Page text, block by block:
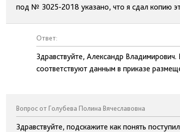
под № 3025-2018 указано, что я сдал копию
Ответ:
Здравствуйте, Александр
соответствуют данным в приказе
Вопрос от Голубева Полина Вячеславовна
Здравствуйте, подскажите как понять